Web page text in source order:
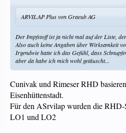
ARVILAP Plus von Graeub AG
Der Impfstoff ist ja nicht mal auf der Liste,
Also auch keine Angaben über Wirksamkeit
Irgendwie hatte ich das Gefühl, dass
aber da habe ich mich wohl getäuscht...
Cunivak und Rimeser RHD
Eisenhüttenstadt.
Für den ASrvilap wurden die
LO1 und LO2